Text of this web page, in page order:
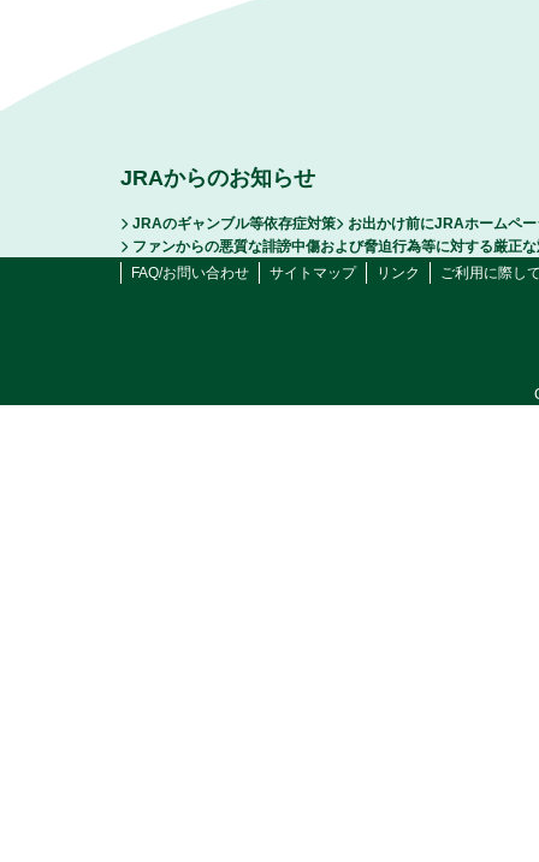
JRAからのお知らせ
JRAのギャンブル等依存症対策
お出かけ前にJRAホームペ
ファンからの悪質な誹謗中傷および脅迫行為等に対する厳正
FAQ/お問い合わせ
サイトマップ リンク ご利用に際し